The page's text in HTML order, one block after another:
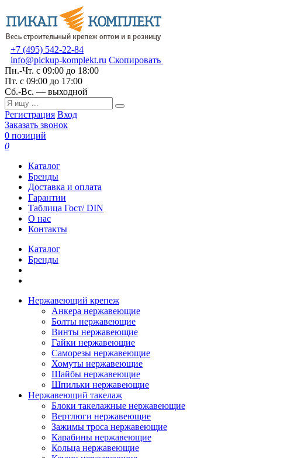
+7 (495) 542-22-84
info@pickup-komplekt.ru Скопировать
Пн.-Чт. с 09:00 до 18:00
Пт. с 09:00 до 17:00
Сб.-Вс. — выходной
Регистрация Вход
Заказать звонок
0 позиций
0
Каталог
Бренды
Доставка и оплата
Гарантии
Таблица Гост/ DIN
О нас
Контакты
Каталог
Бренды
Нержавеющий крепеж
Анкера нержавеющие
Болты нержавеющие
Винты нержавеющие
Гайки нержавеющие
Саморезы нержавеющие
Хомуты нержавеющие
Шайбы нержавеющие
Шпильки нержавеющие
Нержавеющий такелаж
Блоки такелажные нержавеющие
Вертлюги нержавеющие
Зажимы троса нержавеющие
Карабины нержавеющие
Кольца нержавеющие